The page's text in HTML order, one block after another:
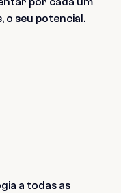
o seu potencial.
a todas as